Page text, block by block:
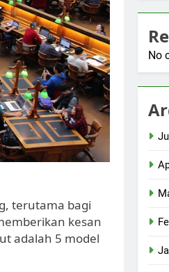
terutama bagi
kesan
adalah 5 model
No